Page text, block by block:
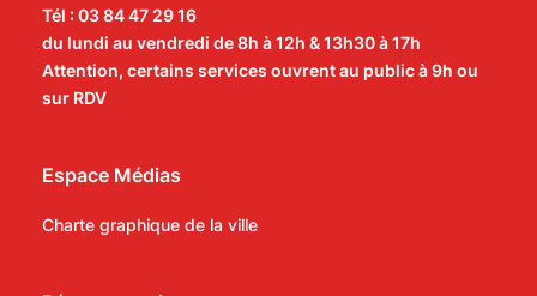
Tél : 03 84 47 29 16
du lundi au vendredi de 8h à 12h & 13h30 à 17h
Attention, certains services ouvrent au public à 9h ou
sur RDV
Espace Médias
Charte graphique de la ville